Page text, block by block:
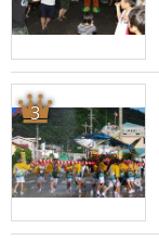
3